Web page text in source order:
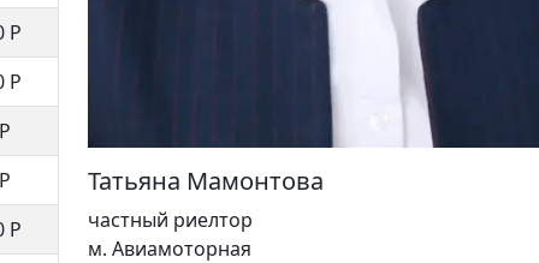
Р
Р
Р
Татьяна Мамонтова
частный риелтор
м. Авиамоторная